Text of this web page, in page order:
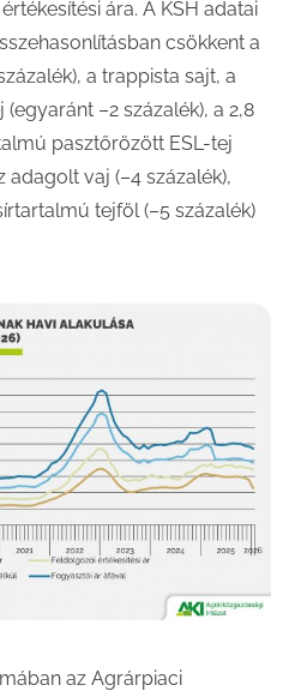
ára. A KSH adatai
csökkent a
a trappista sajt, a
–2 százalék), a 2,8
pasztőrözött ESL-tej
adagolt vaj (–4 százalék),
tejföl (–5 százalék)
az Agrárpiaci